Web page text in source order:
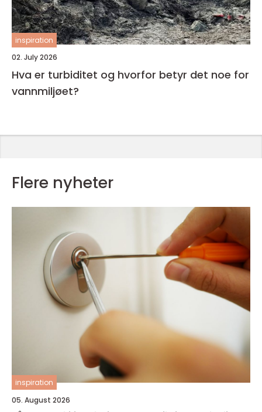
inspiration
02. July 2026
Hva er turbiditet og hvorfor betyr det noe for
vannmiljøet?
Flere nyheter
inspiration
05. August 2026